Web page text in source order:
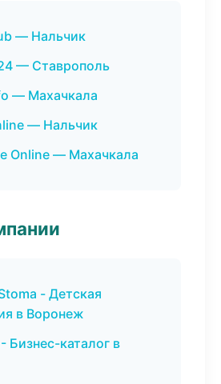
— Нальчик
— Ставрополь
— Махачкала
— Нальчик
Online — Махачкала
- Детская
в Воронеж
каталог в